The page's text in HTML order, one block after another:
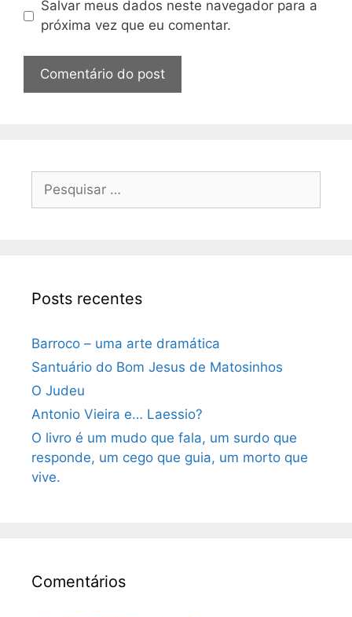
Salvar meus dados neste navegador para a
próxima vez que eu comentar.
por:
Posts recentes
Barroco – uma arte dramática
Santuário do Bom Jesus de Matosinhos
O Judeu
Antonio Vieira e… Laessio?
O livro é um mudo que fala, um surdo que
responde, um cego que guia, um morto que
vive.
Comentários